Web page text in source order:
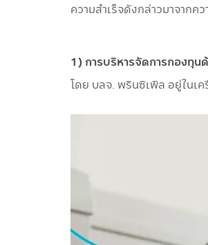
ความสำเร็จดังกล่าวมาจาก
1) การบริหารจัดการกองทุน
โดย บลจ. พรินซิเพิล อยู่ในเ